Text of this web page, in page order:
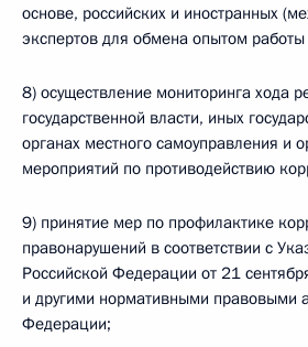
основе, российских и иностранных
экспертов для обмена опытом
8) осуществление мониторинга хода
государственной власти, иных
органах местного самоуправления и
мероприятий по противодействию
9) принятие мер по профилактике
правонарушений в соответствии с
Российской Федерации от 21
и другими нормативными правовыми
Федерации;